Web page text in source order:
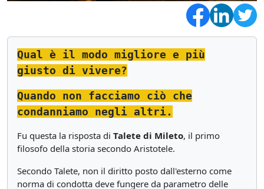
Qual è il modo migliore e più
giusto di vivere?
Quando non facciamo ciò che
condanniamo negli altri.
Fu questa la risposta di Talete di Mileto, il primo
filosofo della storia secondo Aristotele.
Secondo Talete, non il diritto posto dall'esterno come
norma di condotta deve fungere da parametro delle